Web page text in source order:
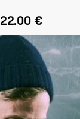
22.00 €